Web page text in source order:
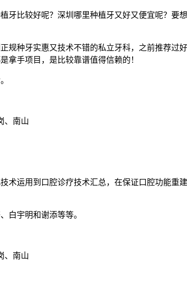
牙比较好呢？深圳哪里种植牙又好又便宜呢？
规种牙实惠又技术不错的私立牙科，之前推荐
拿手项目，是比较靠谱值得信赖的！
、南山
术运用到口腔诊疗技术汇总，在保证口腔功能
白宇明和谢添等等。
、南山